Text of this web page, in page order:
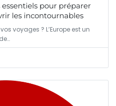
essentiels pour préparer
les incontournables
voyages ? L’Europe est un